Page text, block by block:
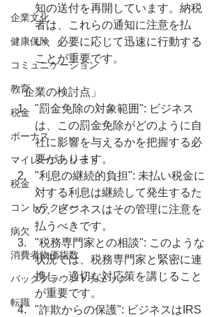
企業文化
健康保険
コミュニケーション
教育
税金
ボーナス
マイレージ・レート
税金
コントラクター
病欠
消費者物価指数
バックグラウンドチェック
転職
知の送付を再開しています。納税
者は、これらの通知に注意を払
い、必要に応じて迅速に行動する
ことが重要です。
「企業の検討点」
"罰金免除の対象範囲": ビジネス
は、この罰金免除がどのように自
社に影響を与えるかを把握する必
要があります。
"利息の継続的負担": 未払い税金に
対する利息は継続して発生するた
め、ビジネスはその管理に注意を
払うべきです。
"税務専門家との相談": このような
状況では、税務専門家と緊密に連
携し、適切な対応策を講じること
が重要です。
"詐欺からの保護": ビジネスはIRS